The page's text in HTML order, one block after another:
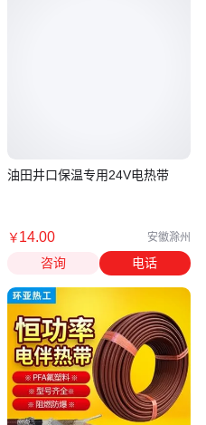
油田井口保温专用24V电热带
￥14.00 安徽滁州
咨询 电话